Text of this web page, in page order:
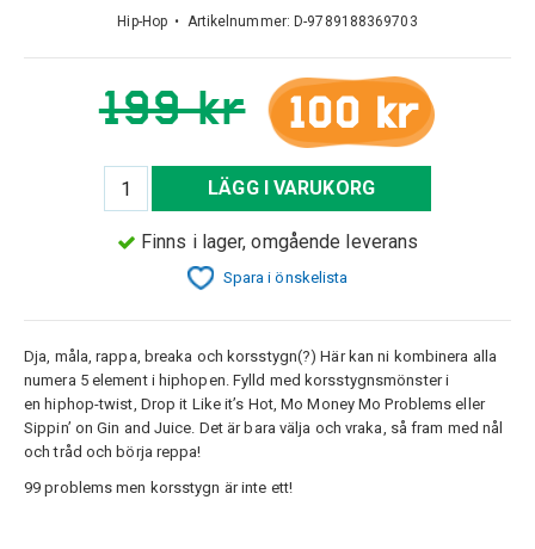
Hip-Hop • Artikelnummer: D-9789188369703
199 kr 100 kr
LÄGG I VARUKORG
Finns i lager, omgående leverans
Spara i önskelista
Dja, måla, rappa, breaka och korsstygn(?) Här kan ni kombinera alla
numera 5 element i hiphopen. Fylld med korsstygnsmönster i
en hiphop-twist, Drop it Like it’s Hot, Mo Money Mo Problems eller
Sippin’ on Gin and Juice. Det är bara välja och vraka, så fram med nål
och tråd och börja reppa!
99 problems men korsstygn är inte ett!